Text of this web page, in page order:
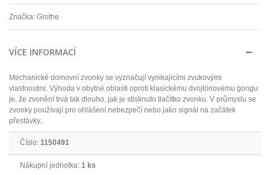
Značka: Grothe
VÍCE INFORMACÍ
Mechanické domovní zvonky se vyznačují vynikajícími zvukovými
vlastnostmi. Výhoda v obytné oblasti oproti klasickému dvojtónovému gongu
je, že zvonění trvá tak dlouho, jak je stisknuto tlačítko zvonku. V průmyslu se
zvonky používají pro ohlášení nebezpečí nebo jako signál na začátek
přestávky.
Číslo: 1150491
Nákupní jednotka: 1 ks